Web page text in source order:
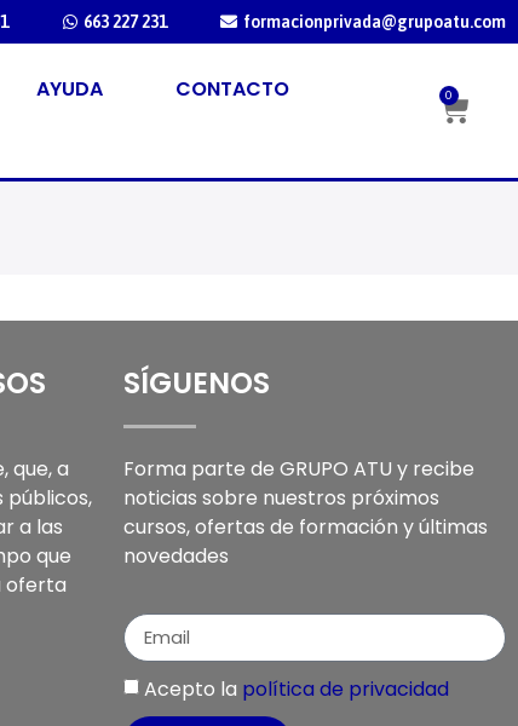
663 227 231 formacionprivada@grupoatu.com
AYUDA CONTACTO 0
que, a
públicos,
a las
que
oferta
SÍGUENOS
Forma parte de GRUPO ATU y recibe
noticias sobre nuestros próximos
cursos, ofertas de formación y últimas
novedades
Acepto la política de privacidad